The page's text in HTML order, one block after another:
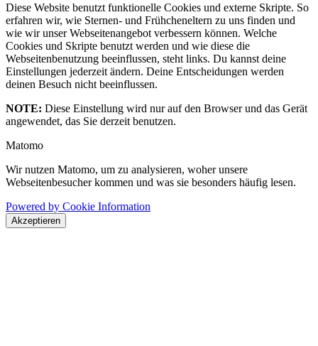
Diese Website benutzt funktionelle Cookies und externe Skripte. So
erfahren wir, wie Sternen- und Frühcheneltern zu uns finden und
wie wir unser Webseitenangebot verbessern können. Welche
Cookies und Skripte benutzt werden und wie diese die
Webseitenbenutzung beeinflussen, steht links. Du kannst deine
Einstellungen jederzeit ändern. Deine Entscheidungen werden
deinen Besuch nicht beeinflussen.
NOTE: Diese Einstellung wird nur auf den Browser und das Gerät
angewendet, das Sie derzeit benutzen.
Matomo
Wir nutzen Matomo, um zu analysieren, woher unsere
Webseitenbesucher kommen und was sie besonders häufig lesen.
Powered by Cookie Information
Akzeptieren